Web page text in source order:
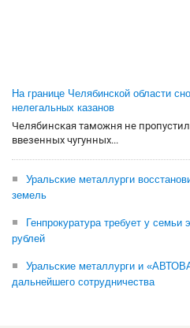
На границе Челябинской области
нелегальных казанов
Челябинская таможня не
ввезенных чугунных...
Уральские металлурги
земель
Генпрокуратура требует у
рублей
Уральские металлурги и
дальнейшего сотрудничества